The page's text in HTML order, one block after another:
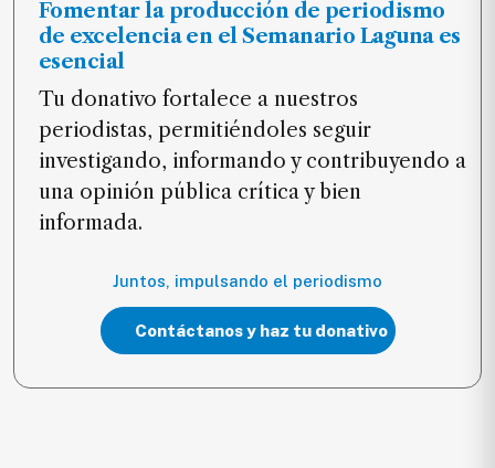
Fomentar la producción de periodismo
de excelencia en el Semanario Laguna es
esencial
Tu donativo fortalece a nuestros
periodistas, permitiéndoles seguir
investigando, informando y contribuyendo a
una opinión pública crítica y bien
informada.
Juntos, impulsando el periodismo
Contáctanos y haz tu donativo